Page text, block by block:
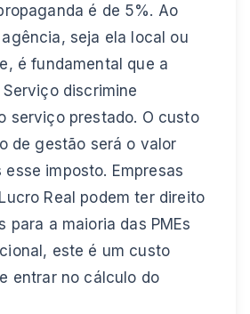
é de 5%. Ao
seja ela local ou
é fundamental que a
discrimine
serviço prestado. O custo
de gestão será o valor
esse imposto. Empresas
Real podem ter direito
para a maioria das PMEs
este é um custo
entrar no cálculo do